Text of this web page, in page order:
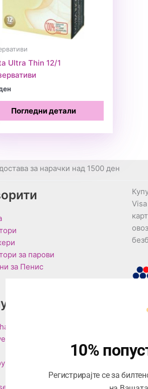
Ultra Thin 12/1
Погледни детали
за нарачки над 1500 ден
за парови
за Пенис
Брендови
of Grey
10%
Регистрирајте се за